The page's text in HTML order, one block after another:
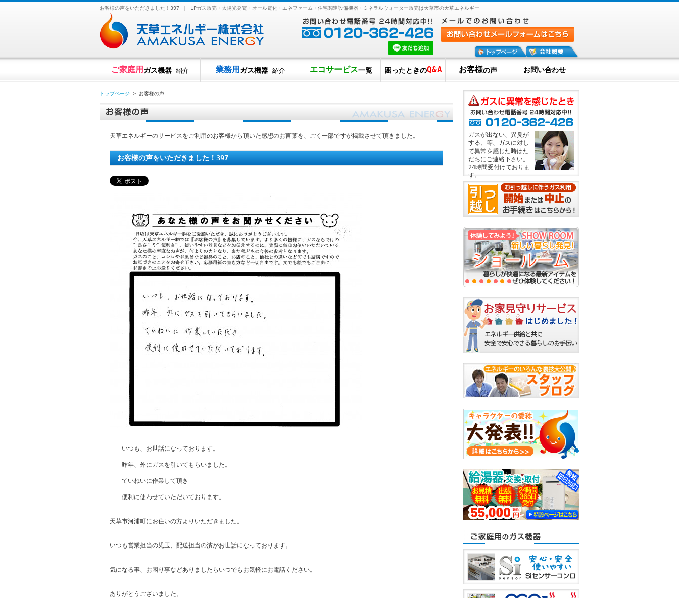
お客様の声をいただきました！397 ｜ LPガス販売・太陽光発電・オール電化・エネファーム・住宅関連設備機器・ミネラルウォーター販売は天草市の天草エネルギー
ご家庭用 ガス機器 紹介 業務用 ガス機器 紹介 エコサービス一覧 困ったときのQ&A お客様の声 お問い合わせ
トップページ > お客様の声
天草エネルギーのサービスをご利用のお客様から頂いた感想のお言葉を、ごく一部ですが掲載させて頂きました。
お客様の声をいただきました！397
いつも、お世話になっております。
昨年、外にガスを引いてもらいました。
ていねいに作業して頂き
便利に使わせていただいております。
天草市河浦町にお住いの方よりいただきました。
いつも営業担当の児玉、配送担当の濱がお世話になっております。
気になる事、お困り事などありましたらいつでもお気軽にお電話ください。
ありがとうございました。
ガスが出ない、異臭が
する、等、ガスに対し
て異常を感じた時はた
だちにご連絡下さい。
24時間受付けておりま
す。